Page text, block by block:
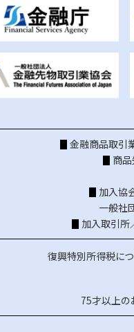
金融商品取引
商
加入協
一般社
加入取引所
復興特別所得税に
75才以上の